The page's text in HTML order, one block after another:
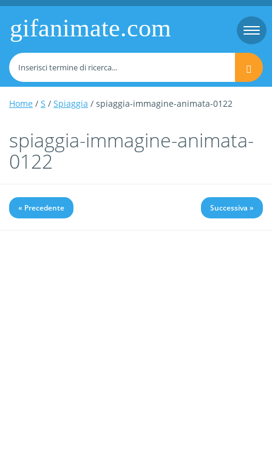
gifanimate.com
Home / S / Spiaggia / spiaggia-immagine-animata-0122
spiaggia-immagine-animata-
0122
« Precedente Successiva »